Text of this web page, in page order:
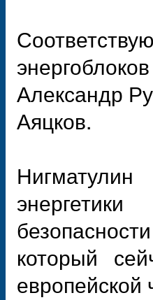
Александр
Аяцков.
который
европейской